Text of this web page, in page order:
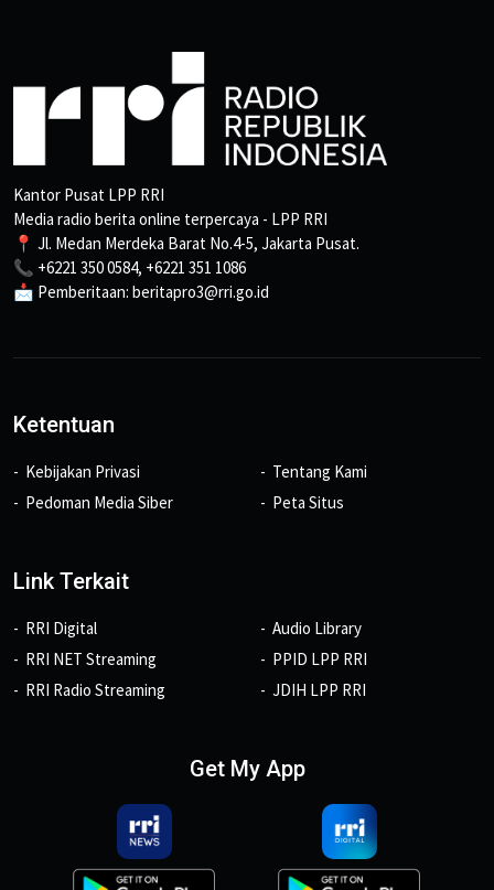
Kantor Pusat LPP RRI
Media radio berita online terpercaya - LPP RRI
📍 Jl. Medan Merdeka Barat No.4-5, Jakarta Pusat.
📞 +6221 350 0584, +6221 351 1086
📩 Pemberitaan: beritapro3@rri.go.id
Ketentuan
Kebijakan Privasi
Pedoman Media Siber
Tentang Kami
Peta Situs
Link Terkait
RRI Digital
RRI NET Streaming
RRI Radio Streaming
Audio Library
PPID LPP RRI
JDIH LPP RRI
Get My App